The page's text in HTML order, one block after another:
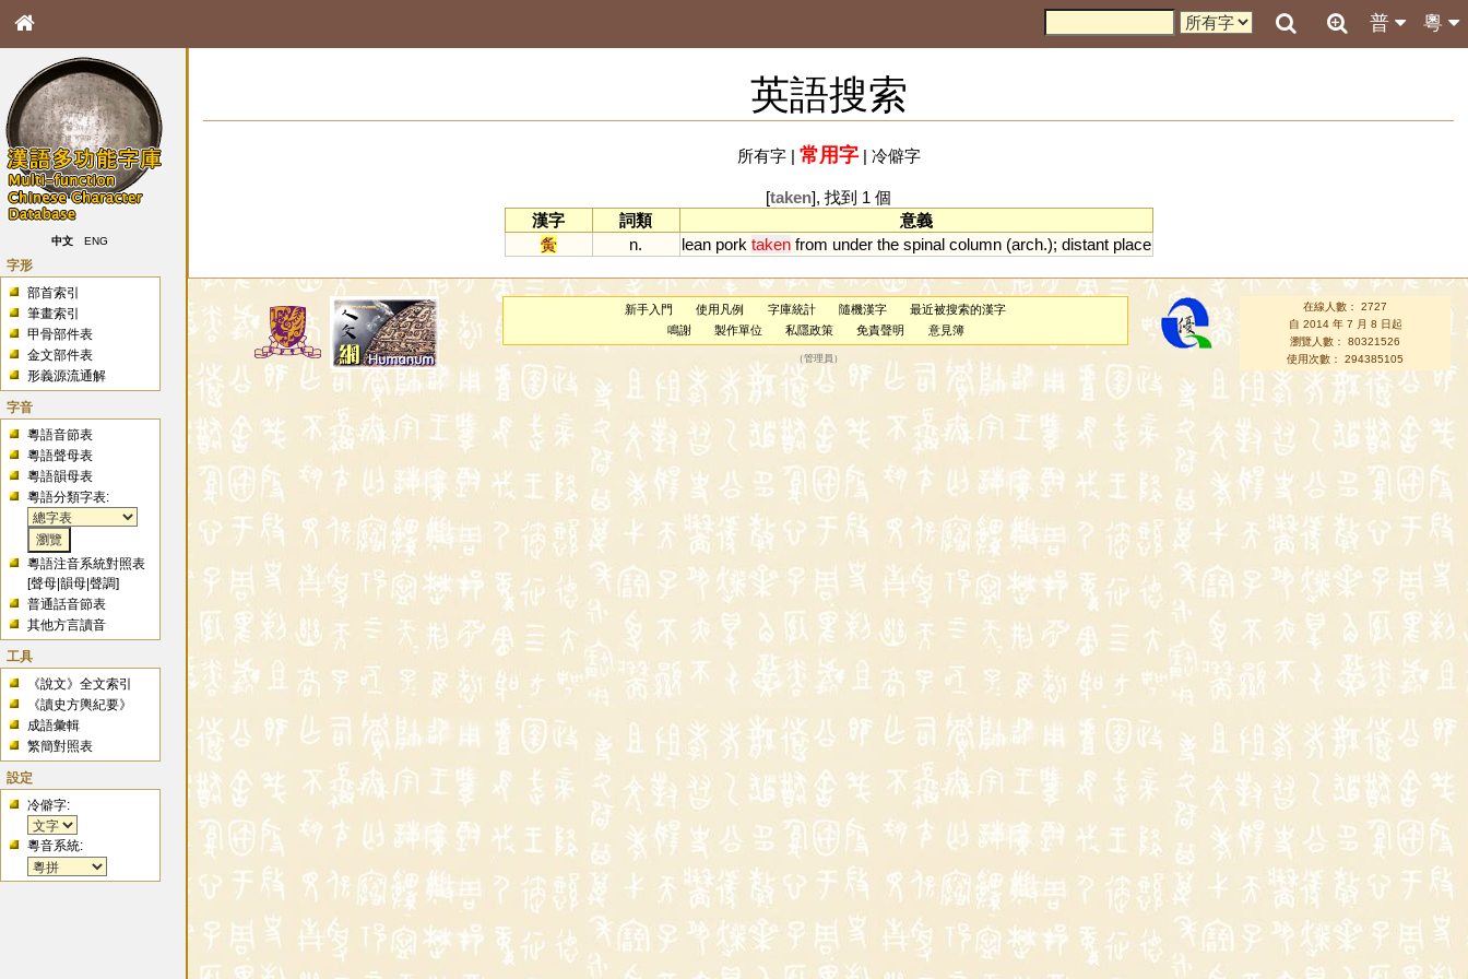
粵
普
中文 ENG
字形
部首索引
筆畫索引
甲骨部件表
金文部件表
形義源流通解
字音
粵語音節表
粵語聲母表
粵語韻母表
粵語分類字表:
粵語注音系統對照表
[聲母 |韻母 |聲調]
普通話音節表
其他方言讀音
工具
《說文》全文索引
《讀史方輿紀要》
成語彙輯
繁簡對照表
設定
冷僻字:
粵音系統:
英語搜索
所有字| 常用字| 冷僻字
[taken], 找到 1 個
漢字
詞類
意義
夤
n. lean pork taken from under the spinal column(arch.); distant place
新手入門 使用凡例 字庫統計 隨機漢字
最近被搜索的漢字
鳴謝
製作單位 私隱政策 免責聲明 意見簿
（管理員 ）
在線人數： 2727
自 2014 年 7 月 8 日起
瀏覽人數： 80321526
使用次數： 294385105